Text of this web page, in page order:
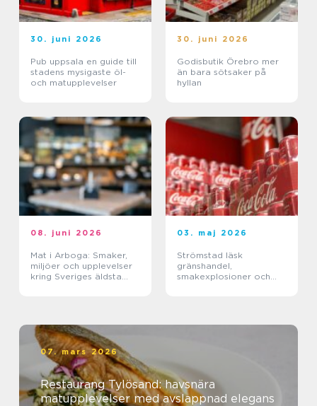
30. juni 2026
Pub uppsala en guide till
stadens mysigaste öl-
och matupplevelser
30. juni 2026
Godisbutik Örebro mer
än bara sötsaker på
hyllan
08. juni 2026
Mat i Arboga: Smaker,
miljöer och upplevelser
kring Sveriges äldsta
03. maj 2026
Strömstad läsk
gränshandel,
smakexplosioner och
07. mars 2026
Restaurang Tylösand: havsnära
matupplevelser med avslappnad elegans